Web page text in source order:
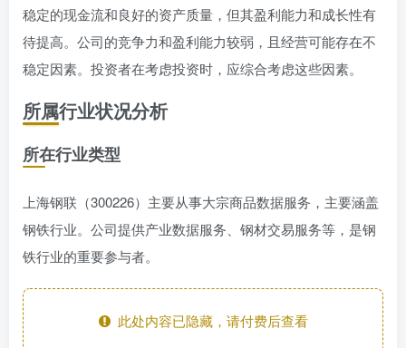
稳定的现金流和良好的资产质量，但其盈利能力和成长性有
待提高。公司的竞争力和盈利能力较弱，且经营可能存在不
稳定因素。投资者在考虑投资时，应综合考虑这些因素。
所属行业状况分析
所在行业类型
上海钢联（300226）主要从事大宗商品数据服务，主要涵盖
钢铁行业。公司提供产业数据服务、钢材交易服务等，是钢
铁行业的重要参与者。
此处内容已隐藏，请付费后查看